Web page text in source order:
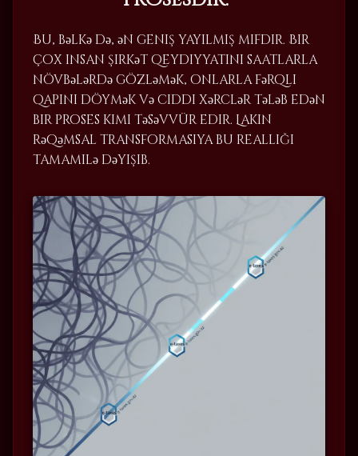
Bu, bəlkə də, ən geniş yayılmış mifdir. Bir
çox insan şirkət qeydiyyatını saatlarla
növbələrdə gözləmək, onlarla fərqli
qapını döymək və ciddi xərclər tələb edən
bir proses kimi təsəvvür edir. Lakin
rəqəmsal transformasiya bu reallığı
tamamilə dəyişib.